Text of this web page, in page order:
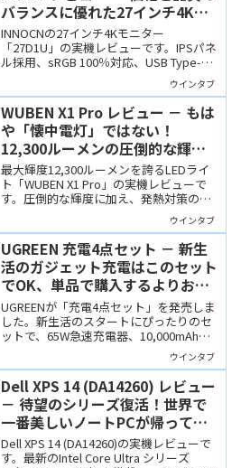
バランスに優れた27インチ4Kモ
ニター
INNOCNの27インチ4Kモニター
「27D1U」の実機レビューです。IPSパネ
ル採用、sRGB 100％対応、USB Type-C
給電など、価格と品質のバランスを中心
ウインタブ
WUBEN X1 Pro レビュー － もは
や「懐中電灯」ではない！
12,300ルーメンの圧倒的な輝度
を誇るモンスター級LEDライト
最大輝度12,300ルーメンを誇るLEDライ
ト「WUBEN X1 Pro」の実機レビューで
す。圧倒的な輝度に加え、発熱対策の冷
却ファンも搭載、さらにモバイルバッテ
リーとしても使えます。普段使いではオ
ーバースペックと思われますし、超高輝
度ゆえに安全面にも注意して使う必要が
あります。
ウインタブ
UGREEN 充電4点セット － 新生
活のガジェット充電はこのセット
でOK、単品で購入するよりお得
です
UGREENが「充電4点セット」を発売しま
した。新生活のスタートにぴったりのセ
ットで、65W急速充電器、10,000mAhワ
イヤレス対応モバイルバッテリー、100W
対応USB Type-Cケーブル、そしてスマホ
スタンドの4点が入っていて、単品で揃え
るよりお得です。
ウインタブ
Dell XPS 14 (DA14260) レビュー
－ 待望のシリーズ復活！世界で
一番美しいノートPCが帰ってき
た！
Dell XPS 14 (DA14260)の実機レビューで
す。最新のIntel Core Ultra シリーズ